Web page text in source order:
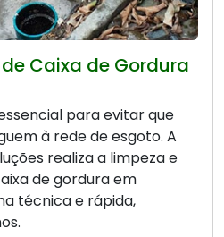
Caixa de Gordura
para evitar que
à rede de esgoto. A
realiza a limpeza e
de gordura em
técnica e rápida,